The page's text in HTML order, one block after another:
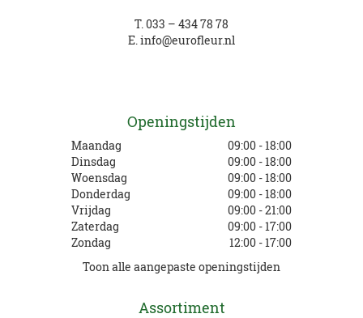
T. 033 – 434 78 78
E. info@eurofleur.nl
Openingstijden
Maandag
09:00 - 18:00
Dinsdag
09:00 - 18:00
Woensdag
09:00 - 18:00
Donderdag
09:00 - 18:00
Vrijdag
09:00 - 21:00
Zaterdag
09:00 - 17:00
Zondag
12:00 - 17:00
Toon alle aangepaste openingstijden
Assortiment